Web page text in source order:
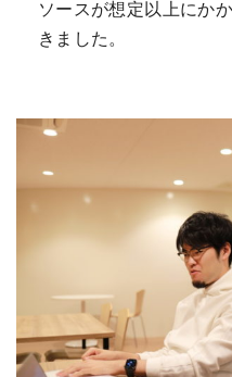
ソースが想定以上にか
きました。